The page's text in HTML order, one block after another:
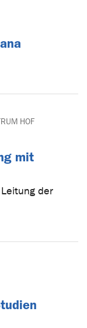
HOF
mit
der